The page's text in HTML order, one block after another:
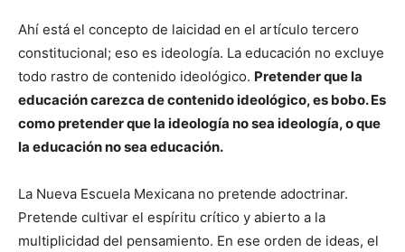
Ahí está el concepto de laicidad en el artículo tercero
constitucional; eso es ideología. La educación no excluye
todo rastro de contenido ideológico. Pretender que la
educación carezca de contenido ideológico, es bobo. Es
como pretender que la ideología no sea ideología, o que
la educación no sea educación.
La Nueva Escuela Mexicana no pretende adoctrinar.
Pretende cultivar el espíritu crítico y abierto a la
multiplicidad del pensamiento. En ese orden de ideas, el